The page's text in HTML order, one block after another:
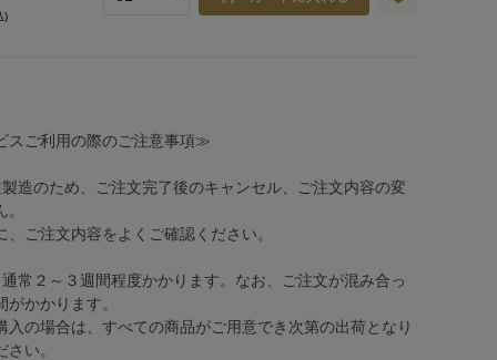
)
スご利用の際のご注意事項≫
造のため、ご注文完了後のキャンセル、ご注文内容の変
ご注文内容をよくご確認ください。
常２～３週間程度かかります。なお、ご注文が混み合っ
かかります。
入の場合は、すべての商品がご用意でき次第の出荷となり
い。